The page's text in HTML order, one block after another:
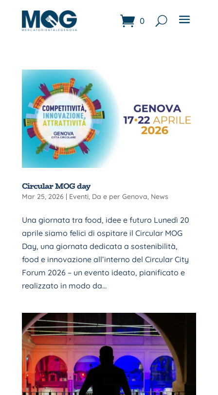
0
Circular MOG day
Mar 25, 2026 | Eventi Da e per Genova News
Una giornata tra food, idee e futuro Lunedì 20
aprile siamo felici di ospitare il Circular MOG
Day, una giornata dedicata a sostenibilità,
food e innovazione all’interno del Circular City
Forum 2026 – un evento ideato, pianificato e
realizzato in modo da...